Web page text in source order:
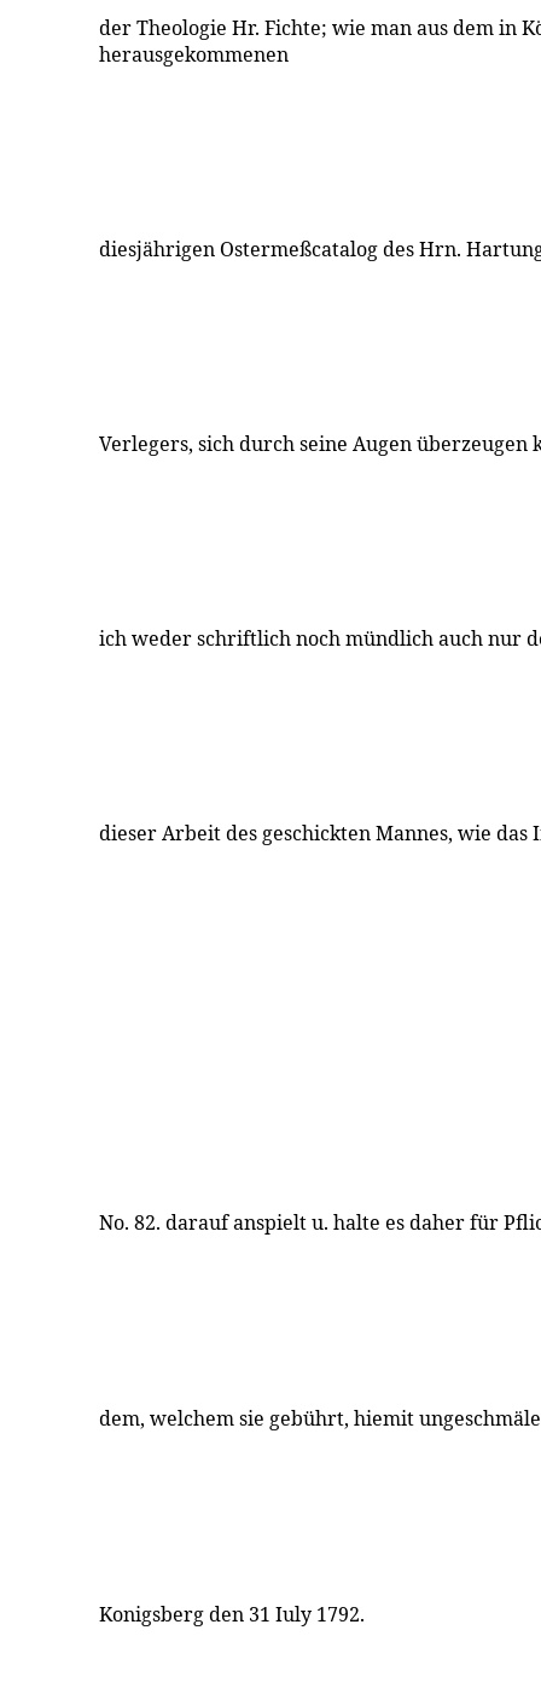
der Theologie Hr. Fichte; wie man aus dem in
herausgekommenen
diesjährigen Ostermeßcatalog des Hrn.
Verlegers, sich durch seine Augen überzeugen
ich weder schriftlich noch mündlich auch nur
dieser Arbeit des geschickten Mannes, wie das
No. 82. darauf anspielt u. halte es daher für
dem, welchem sie gebührt, hiemit
Konigsberg den 31 Iuly 1792.